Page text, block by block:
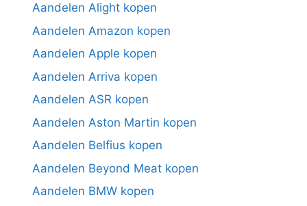
Aandelen Alight kopen
Aandelen Amazon kopen
Aandelen Apple kopen
Aandelen Arriva kopen
Aandelen ASR kopen
Aandelen Aston Martin kopen
Aandelen Belfius kopen
Aandelen Beyond Meat kopen
Aandelen BMW kopen